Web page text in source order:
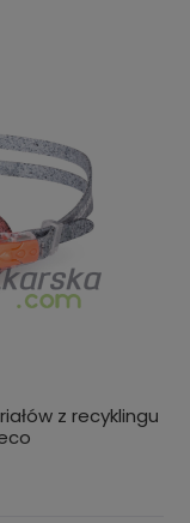
z recyklingu